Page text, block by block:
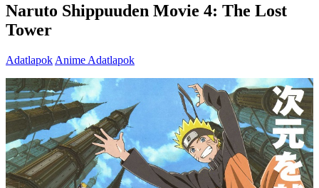
Naruto Shippuuden Movie 4: The Lost
Tower
Adatlapok Anime Adatlapok